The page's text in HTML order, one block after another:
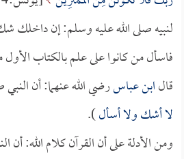
لنبيه صلى الله عليه وسلم: إن داخلك
فاسأل من كانوا على علم بالكتاب الأول
قالابن عباسرضي الله عنهما: أن
لا أشك ولا أسأل).
ومن الأدلة على أن القرآن كلام الله: أن